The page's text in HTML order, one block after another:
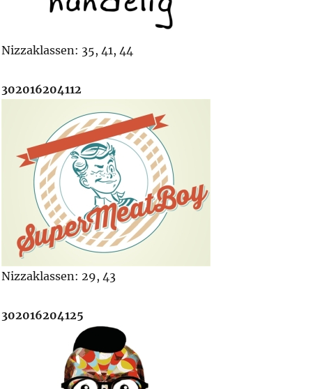
Nizzaklassen: 35, 41, 44
302016204112
Nizzaklassen: 29, 43
302016204125